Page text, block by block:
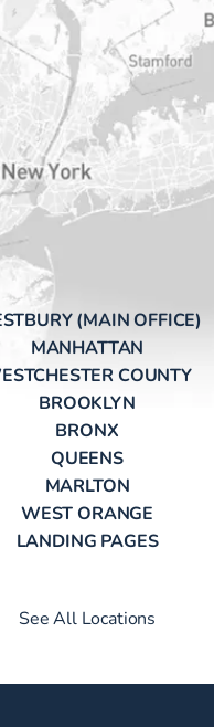
(MAIN OFFICE)
MANHATTAN
COUNTY
BROOKLYN
BRONX
QUEENS
MARLTON
WEST ORANGE
LANDING PAGES
See All Locations